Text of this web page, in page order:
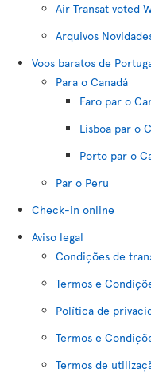
Air Transat voted
Arquivos
Voos baratos de
Para o Canadá
Faro par o
Lisboa par o
Porto par o
Par o Peru
Check-in online
Aviso legal
Condições de
Termos e
Política de
Termos e
Termos de